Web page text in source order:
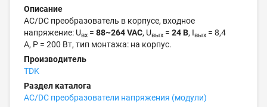
Описание
AC/DC преобразователь в корпусе, входное
напряжение: Uвх = 88~264 VAC, Uвых = 24 В, Iвых = 8,4
А, P = 200 Вт, тип монтажа: на корпус.
Производитель
TDK
Раздел каталога
AC/DC преобразователи напряжения (модули)